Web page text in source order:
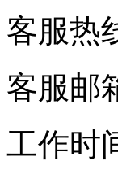
客服热
客服邮
工作时